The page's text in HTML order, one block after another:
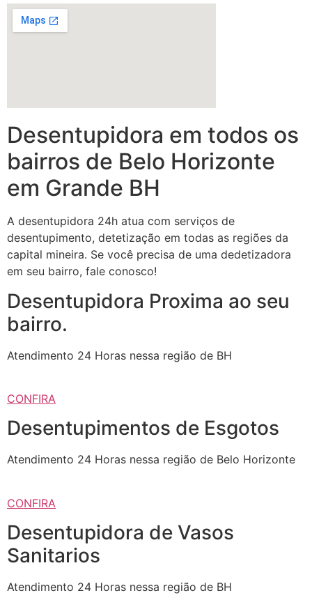
Desentupidora em todos os
bairros de Belo Horizonte
em Grande BH
A desentupidora 24h atua com serviços de
desentupimento, detetização em todas as regiões da
capital mineira. Se você precisa de uma dedetizadora
em seu bairro, fale conosco!
Desentupidora Proxima ao seu
bairro.
Atendimento 24 Horas nessa região de BH
CONFIRA
Desentupimentos de Esgotos
Atendimento 24 Horas nessa região de Belo Horizonte
CONFIRA
Desentupidora de Vasos
Sanitarios
Atendimento 24 Horas nessa região de BH